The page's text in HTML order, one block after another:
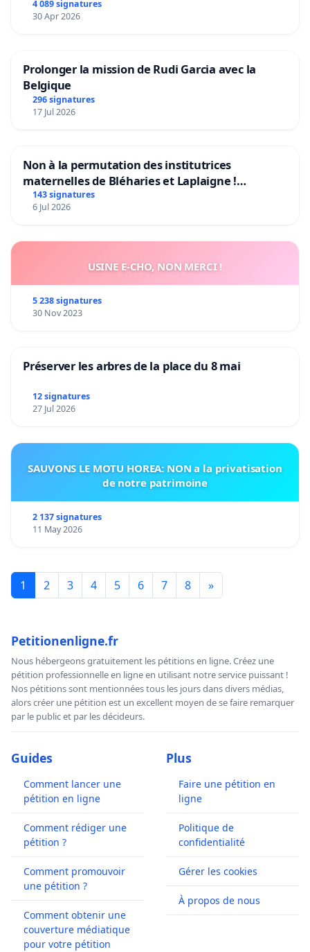
4 089 signatures
30 Apr 2026
Prolonger la mission de Rudi Garcia avec la
Belgique
296 signatures
17 Jul 2026
Non à la permutation des institutrices
maternelles de Bléharies et Laplaigne !
Préservons la stabilité de nos enfants.
143 signatures
6 Jul 2026
USINE E-CHO, NON MERCI !
5 238 signatures
30 Nov 2023
Préserver les arbres de la place du 8 mai
12 signatures
27 Jul 2026
SAUVONS LE MOTU HOREA: NON a la privatisation
de notre patrimoine
2 137 signatures
11 May 2026
1 2 3 4 5 6 7 8 »
Petitionenligne.fr
Nous hébergeons gratuitement les pétitions en ligne. Créez une
pétition professionnelle en ligne en utilisant notre service puissant !
Nos pétitions sont mentionnées tous les jours dans divers médias,
alors créer une pétition est un excellent moyen de se faire remarquer
par le public et par les décideurs.
Guides
Comment lancer une
pétition en ligne
Comment rédiger une
pétition ?
Comment promouvoir
une pétition ?
Comment obtenir une
couverture médiatique
pour votre pétition
Plus
Faire une pétition en
ligne
Politique de
confidentialité
Gérer les cookies
À propos de nous